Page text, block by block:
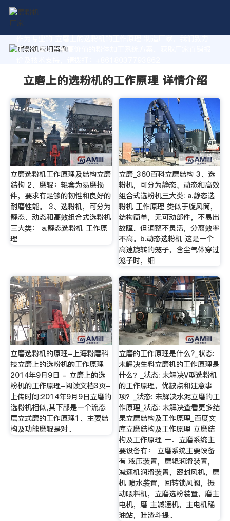
作为专业的 立磨上的选粉机的工作原理 制造厂家，我们致力
于为您量身定制高价值的粉体加工系统方案。获取厂家直销报
立磨上的选粉机的工作原理 详情介绍
立磨选粉机工作原理及结构立磨
结构 2、磨辊：辊套为易磨损
件，要求有足够的韧性和良好的
耐磨性能。 3、选粉机，可分为
静态、动态和高效组合式选粉机
三大类： a.静态选粉机 工作原
理
立磨_360百科立磨结构 3、选
粉机，可分为静态、动态和高效
组合式选粉机三大类: a.静态选
粉机 工作原理 类似于旋风筒，
结构简单，无可动部件，不易出
故障。但调整不灵活，分离效率
不高。b.动态选粉机 这是一个
高速旋转的笼子，含尘气体穿过
笼子时，细
立磨选粉机的原理-上海粉磨科
技立磨上的选粉机的工作原理
2014年9月9日 - 立磨上的选
粉机的工作原理-阅读文档3页-
上传时间:2014年9月9日立磨的
选粉机相似,其下部是一个流态
层立式磨的工作原理1、主要结
构及功能磨辊是对。
立磨的工作原理是什么?_状态:
未解决生料立磨机的工作原理是
什么？_状态: 未解决V型选粉机
的工作原理，优缺点和注意事
项？_状态: 未解决水泥立磨的工
作原理_状态: 未解决查看更多结
果立磨结构及工作原理_百度文
库立磨结构及工作原理 立磨结
构及工作原理 一．立磨系统主
要设备有： 立磨系统主要设备
有 液压装置，磨辊润滑装置，
减速机润滑装置，密封风机，磨
机 喷水装置，回转锁风阀，振
动喂料机，立磨选粉装置，磨主
电机，磨 主减速机，主电机稀
油站，吐渣斗提。